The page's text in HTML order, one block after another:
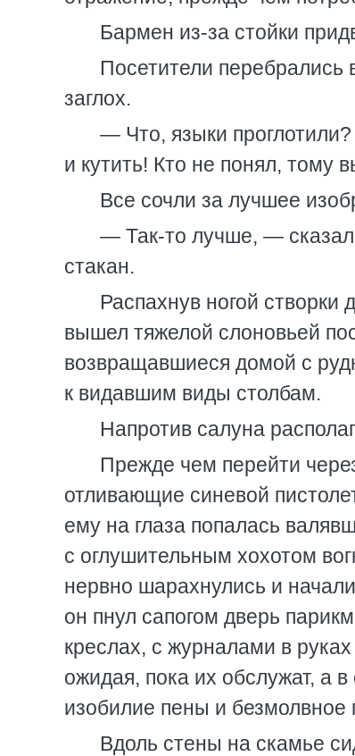
Бармен из-за стойки
Посетители перебрались
заглох.
— Что, языки
и кутить! Кто не понял, тому
Все сочли за лучшее
— Так-то лучше, —
стакан.
Распахнув ногой створки
вышел тяжелой слоновьей
возвращавшиеся домой с
к видавшим виды столбам.
Напротив салуна
Прежде чем перейти
отливающие синевой
ему на глаза попалась
с оглушительным хохотом
нервно шарахнулись и
он пнул сапогом дверь
креслах, с журналами в
ожидая, пока их обслужат, а
изобилие пены и безмолвное
Вдоль стены на скамье